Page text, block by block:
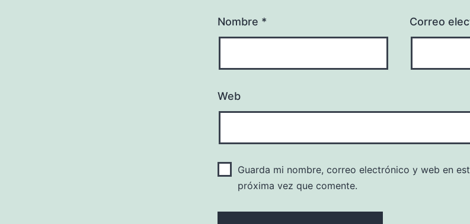
Nombre * Correo
Web
Guarda mi nombre, correo electrónico y web en
próxima vez que comente.